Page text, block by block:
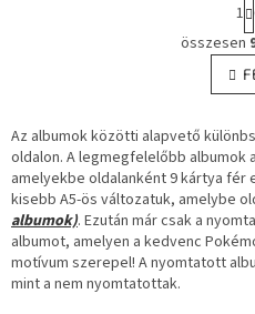
L
i
t
i
r
í
t
z
1
összesen
Az albumok közötti alapvető
oldalon. A legmegfelelőbb albumok
amelyekbe oldalanként 9 kártya fér
kisebb A5-ös változatuk, amelybe
albumok). Ezután már csak a
albumot, amelyen a kedvenc
motívum szerepel! A nyomtatott
mint a nem nyomtatottak.